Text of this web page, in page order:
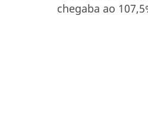
chegaba ao